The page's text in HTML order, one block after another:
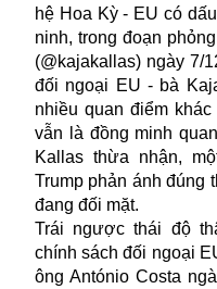
hệ Hoa Kỳ - EU có
ninh, trong đoạn
(@kajakallas) ngày 7/
đối ngoại EU - bà
nhiều quan điểm
vẫn là đồng minh
Kallas thừa nhận,
Trump phản ánh đúng
đang đối mặt.
Trái ngược thái độ
chính sách đối ngoại
ông António Costa